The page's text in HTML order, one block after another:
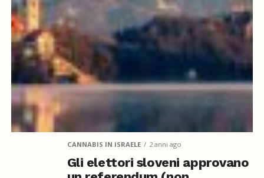
CANNABIS IN ISRAELE 2 anni ago
Gli elettori sloveni approvano